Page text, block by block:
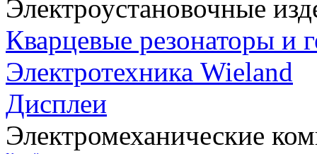
Электроустановочные
Кварцевые резонаторы и
Электротехника Wieland
Дисплеи
Электромеханические